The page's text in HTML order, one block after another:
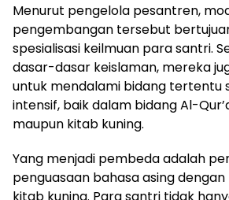
Menurut pengelola pesantren,
pengembangan tersebut
spesialisasi keilmuan para santri.
dasar-dasar keislaman, mereka
untuk mendalami bidang tertentu
intensif, baik dalam bidang Al-
maupun kitab kuning.
Yang menjadi pembeda adalah
penguasaan bahasa asing